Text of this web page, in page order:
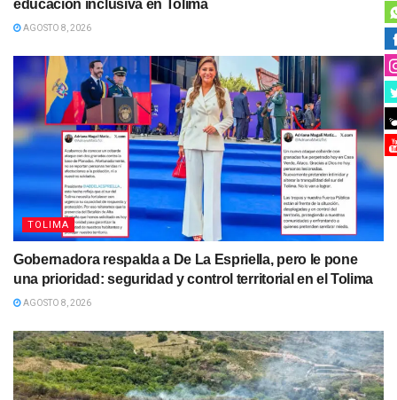
educación inclusiva en Tolima
AGOSTO 8, 2026
TOLIMA
Gobernadora respalda a De La Espriella, pero le pone
una prioridad: seguridad y control territorial en el Tolima
AGOSTO 8, 2026